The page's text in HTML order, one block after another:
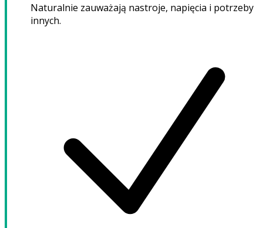
Naturalnie zauważają nastroje, napięcia i potrzeby
innych.